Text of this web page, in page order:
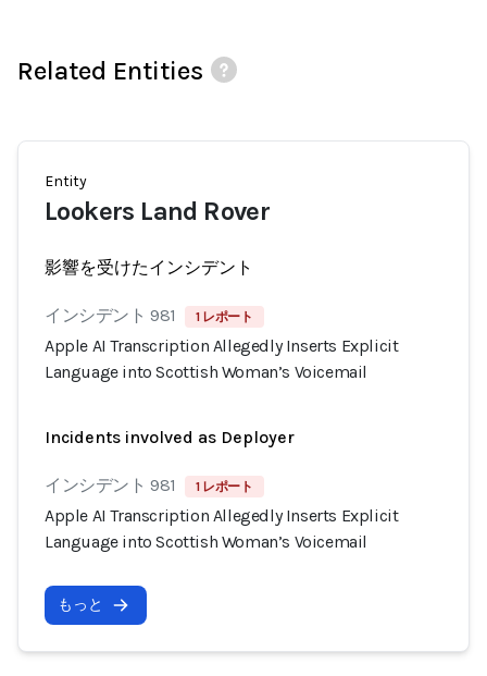
Related Entities
Entity
Lookers Land Rover
影響を受けたインシデント
インシデント 981 1 レポート
Apple AI Transcription Allegedly Inserts Explicit
Language into Scottish Woman’s Voicemail
Incidents involved as Deployer
インシデント 981 1 レポート
Apple AI Transcription Allegedly Inserts Explicit
Language into Scottish Woman’s Voicemail
もっと